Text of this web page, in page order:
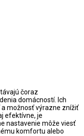
čoraz
domácností. Ich
možnosť výrazne znížiť
efektívne, je
nastavenie môže viesť
komfortu alebo